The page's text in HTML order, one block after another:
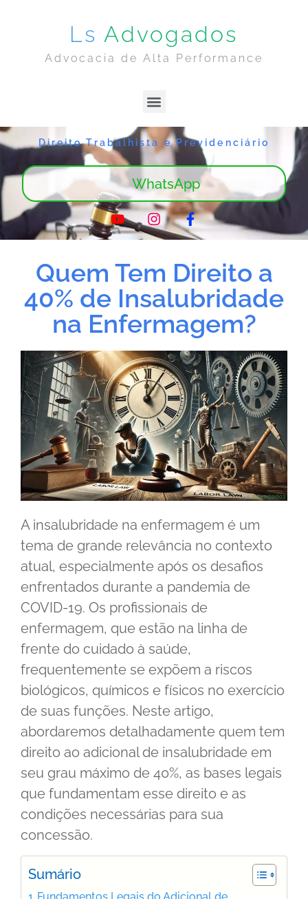
Ls Advogados
Advocacia de Alta Performance
Direito Trabalhista e Previdenciário
WhatsApp
Quem Tem Direito a
40% de Insalubridade
na Enfermagem?
A insalubridade na enfermagem é um
tema de grande relevância no contexto
atual, especialmente após os desafios
enfrentados durante a pandemia de
COVID-19. Os profissionais de
enfermagem, que estão na linha de
frente do cuidado à saúde,
frequentemente se expõem a riscos
biológicos, químicos e físicos no exercício
de suas funções. Neste artigo,
abordaremos detalhadamente quem tem
direito ao adicional de insalubridade em
seu grau máximo de 40%, as bases legais
que fundamentam esse direito e as
condições necessárias para sua
concessão.
Sumário